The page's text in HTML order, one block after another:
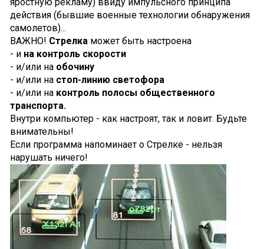
действия (бывшие военные технологии обнаружения
самолетов)...
ВАЖНО! Стрелка может быть настроена
- и на контроль скорости
- и/или на обочину
- и/или на стоп-линию светофора
- и/или на контроль полосы общественного
транспорта.
Внутри компьютер - как настроят, так и ловит. Будьте
внимательны!
Если программа напоминает о Стрелке - нельзя
нарушать ничего!